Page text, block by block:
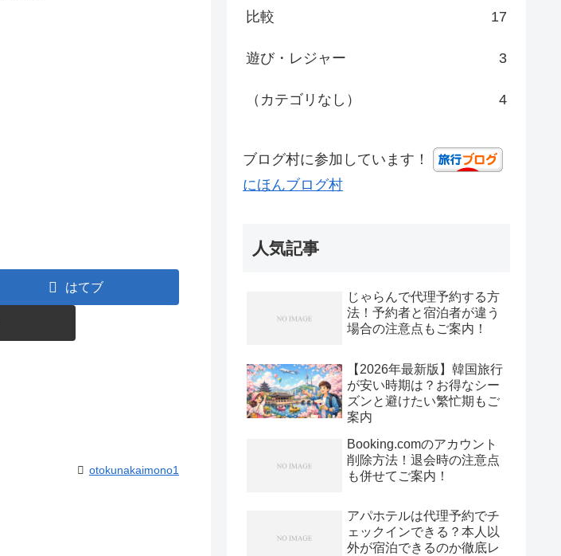
はてブ
otokunakaimono1
比較 17
遊び・レジャー 3
（カテゴリなし） 4
ブログ村に参加しています！
にほんブログ村
人気記事
じゃらんで代理予約する方
法！予約者と宿泊者が違う
場合の注意点もご案内！
【2026年最新版】韓国旅行
が安い時期は？お得なシー
ズンと避けたい繁忙期もご
案内
Booking.comのアカウント
削除方法！退会時の注意点
も併せてご案内！
アパホテルは代理予約でチ
ェックインできる？本人以
外が宿泊できるのか徹底レ